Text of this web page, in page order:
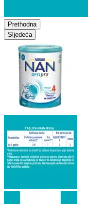
Prethodna
Sljedeća